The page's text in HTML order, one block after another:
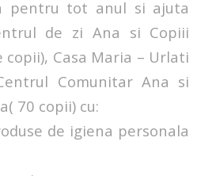
pentru tot anul si ajuta
de zi Ana si Copiii
copii), Casa Maria – Urlati
Comunitar Ana si
70 copii) cu:
de igiena personala